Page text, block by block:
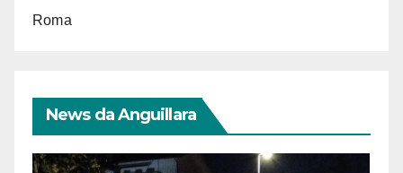
Roma
News da Anguillara